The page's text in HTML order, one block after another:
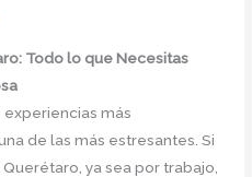
Todo lo que Necesitas
más
de las más estresantes. Si
ya sea por trabajo,